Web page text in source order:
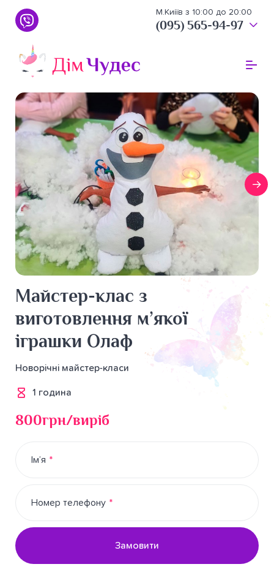
М.Киіїв з 10:00 до 20:00
(095) 565-94-97
(095) 565-94-97
Майстер-клас з
виготовлення м’якої
іграшки Олаф
Новорічні майстер-класи
1 година
800грн/виріб
Ім’я
Номер телефону
Замовити